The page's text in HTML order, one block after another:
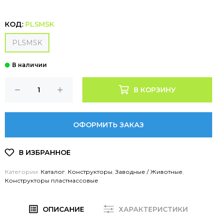
КОД: PLSMSK
PLSMSK
В КОРЗИНУ
ОФОРМИТЬ ЗАКАЗ
Категории: Каталог Конструкторы ,Заводные / Животные
Конструкторы пластмассовые
ОПИСАНИЕ ХАРАКТЕРИСТИКИ